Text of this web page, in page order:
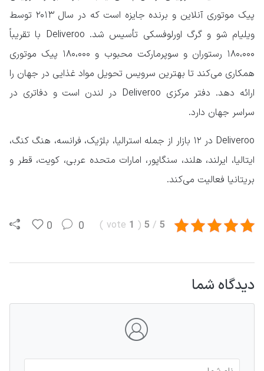
پیک موتوری آنلاین و برنده جایزه است که در سال ۲۰۱۳ توسط
ویلیام شو و گرگ اورلوفسکی تأسیس شد. Deliveroo با تقریباً
۱۸۰،۰۰۰ رستوران و سوپرمارکت محبوب و ۱۸۰،۰۰۰ پیک موتوری
همکاری می‌کند تا بهترین سرویس تحویل مواد غذایی در جهان را
ارائه دهد. دفتر مرکزی Deliveroo در لندن است و دفاتری در
سراسر جهان دارد.
Deliveroo در ۱۲ بازار از جمله استرالیا، بلژیک، فرانسه، هنگ کنگ،
ایتالیا، ایرلند، هلند، سنگاپور، امارات متحده عربی، کویت، قطر و
بریتانیا فعالیت می‌کند.
5
/
5
(
1
vote
)
0 0
دیدگاه شما